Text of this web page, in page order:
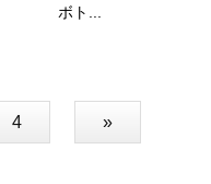
ボト...
4 »